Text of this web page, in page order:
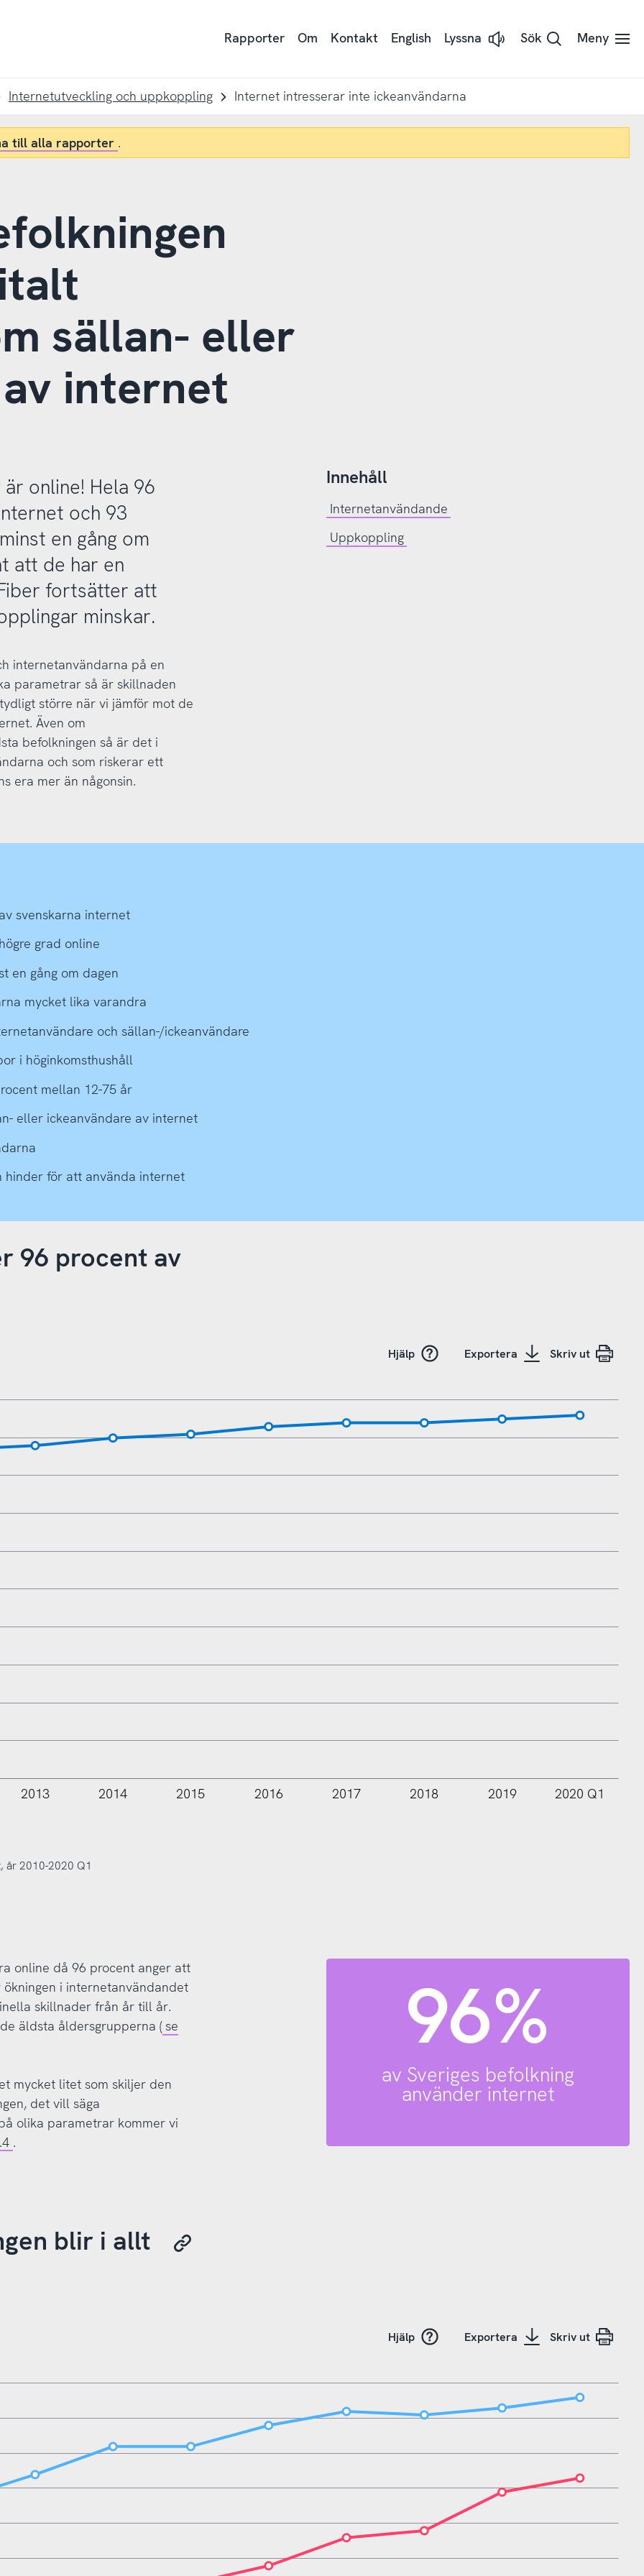
Rapporter Om Kontakt English Lyssna
Lyssna
med
Sök Meny
Internetutveckling och uppkoppling Internet intresserar inte ickeanvändarna
till alla rapporter .
sällan- eller
internet
Innehåll
Internetanvändande
Uppkoppling
online! Hela 96
och 93
en gång om
att de har en
fortsätter att
minskar.
internetanvändarna på en
parametrar så är skillnaden
större när vi jämför mot de
Även om
befolkningen så är det i
och som riskerar ett
era mer än någonsin.
svenskarna internet
grad online
en gång om dagen
mycket lika varandra
och sällan-/ickeanvändare
i höginkomsthushåll
mellan 12-75 år
eller ickeanvändare av internet
hinder för att använda internet
96 procent av
Hjälp Exportera Skriv ut
L
2013 2014 2015 2016 2017 2018 2019 2020 Q1
år 2010-2020 Q1
96%
av Sveriges befolkning
använder internet
online då 96 procent anger att
i internetanvändandet
skillnader från år till år.
äldsta åldersgrupperna ( se
mycket litet som skiljer den
det vill säga
olika parametrar kommer vi
.
blir i allt
Hjälp Exportera Skriv ut